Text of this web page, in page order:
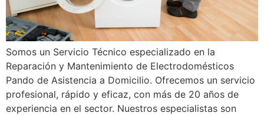
Somos un Servicio Técnico especializado en la
Reparación y Mantenimiento de Electrodomésticos
Pando de Asistencia a Domicilio. Ofrecemos un servicio
profesional, rápido y eficaz, con más de 20 años de
experiencia en el sector. Nuestros especialistas son